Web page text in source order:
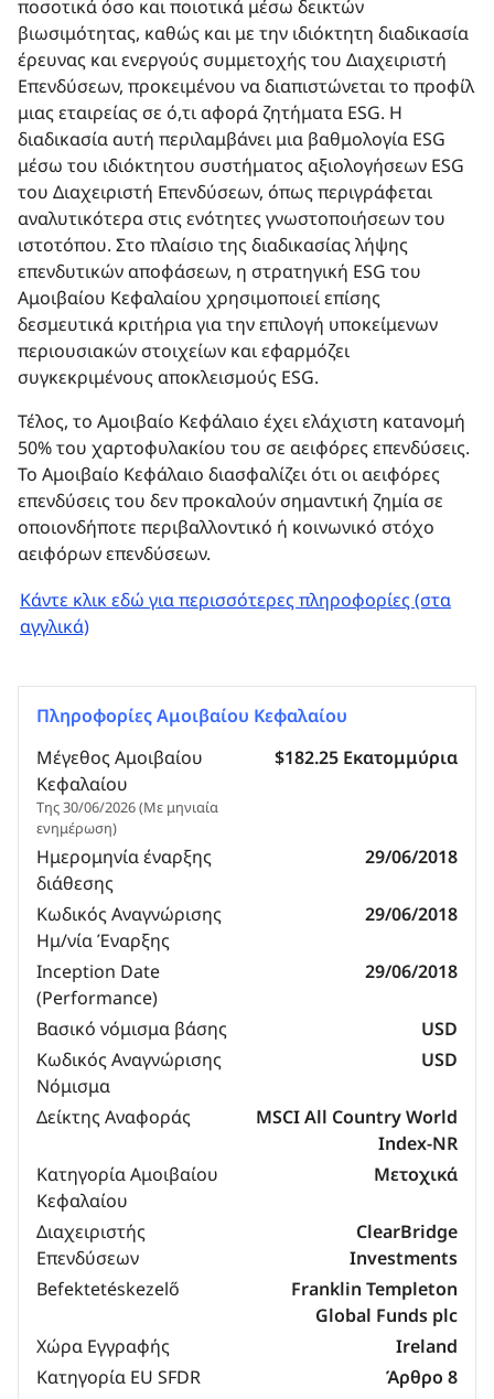
ποσοτικά όσο και ποιοτικά μέσω δεικτών
βιωσιμότητας, καθώς και με την ιδιόκτητη διαδικασία
έρευνας και ενεργούς συμμετοχής του Διαχειριστή
Επενδύσεων, προκειμένου να διαπιστώνεται το προφίλ
μιας εταιρείας σε ό,τι αφορά ζητήματα ESG. Η
διαδικασία αυτή περιλαμβάνει μια βαθμολογία ESG
μέσω του ιδιόκτητου συστήματος αξιολογήσεων ESG
του Διαχειριστή Επενδύσεων, όπως περιγράφεται
αναλυτικότερα στις ενότητες γνωστοποιήσεων του
ιστοτόπου. Στο πλαίσιο της διαδικασίας λήψης
επενδυτικών αποφάσεων, η στρατηγική ESG του
Αμοιβαίου Κεφαλαίου χρησιμοποιεί επίσης
δεσμευτικά κριτήρια για την επιλογή υποκείμενων
περιουσιακών στοιχείων και εφαρμόζει
συγκεκριμένους αποκλεισμούς ESG.
Τέλος, το Αμοιβαίο Κεφάλαιο έχει ελάχιστη κατανομή
50% του χαρτοφυλακίου του σε αειφόρες επενδύσεις.
Το Αμοιβαίο Kεφάλαιo διασφαλίζει ότι οι αειφόρες
επενδύσεις του δεν προκαλούν σημαντική ζημία σε
οποιονδήποτε περιβαλλοντικό ή κοινωνικό στόχο
αειφόρων επενδύσεων.
Κάντε κλικ εδώ για περισσότερες πληροφορίες (στα
αγγλικά)
Πληροφορίες Αμοιβαίου Κεφαλαίου
Μέγεθος Αμοιβαίου
Κεφαλαίου
Της 30/06/2026 (Με μηνιαία
ενημέρωση)
$182.25 Εκατομμύρια
Ημερομηνία έναρξης
διάθεσης
29/06/2018
Κωδικός Αναγνώρισης
Ημ/νία Έναρξης
29/06/2018
Inception Date
(Performance)
29/06/2018
Βασικό νόμισμα βάσης
USD
Κωδικός Αναγνώρισης
Νόμισμα
USD
Δείκτης Αναφοράς
MSCI All Country World
Index-NR
Κατηγορία Αμοιβαίου
Κεφαλαίου
Μετοχικά
Διαχειριστής
Επενδύσεων
ClearBridge
Investments
Befektetéskezelő
Franklin Templeton
Global Funds plc
Χώρα Εγγραφής
Ireland
Κατηγορία EU SFDR
Άρθρο 8